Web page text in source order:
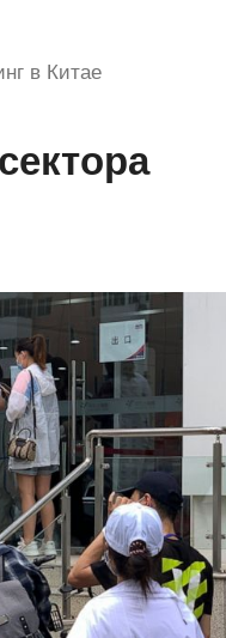
в Китае